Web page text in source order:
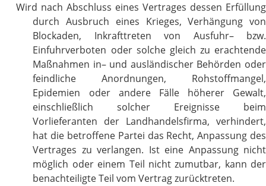
Wird nach Abschluss eines Vertrages dessen Erfüllung
durch Ausbruch eines Krieges, Verhängung von
Blockaden, Inkrafttreten von Ausfuhr– bzw.
Einfuhrverboten oder solche gleich zu erachtende
Maßnahmen in– und ausländischer Behörden oder
feindliche Anordnungen, Rohstoffmangel,
Epidemien oder andere Fälle höherer Gewalt,
einschließlich solcher Ereignisse beim
Vorlieferanten der Landhandelsfirma, verhindert,
hat die betroffene Partei das Recht, Anpassung des
Vertrages zu verlangen. Ist eine Anpassung nicht
möglich oder einem Teil nicht zumutbar, kann der
benachteiligte Teil vom Vertrag zurücktreten.